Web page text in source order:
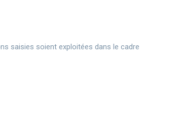
saisies soient exploitées dans le cadre